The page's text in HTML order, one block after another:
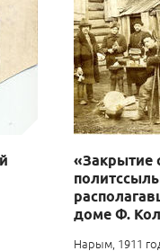
«Закрытие
доме Ф.
Нарым, 1911